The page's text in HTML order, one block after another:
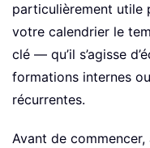
particulièrement utile
votre calendrier le
clé — qu’il s’agisse
formations internes
récurrentes.
Avant de